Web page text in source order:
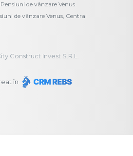
de vânzare Venus
de vânzare Venus, Central
Construct Invest S.R.L.
în